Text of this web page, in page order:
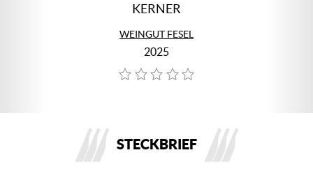
KERNER
WEINGUT FESEL
2025
STECKBRIEF